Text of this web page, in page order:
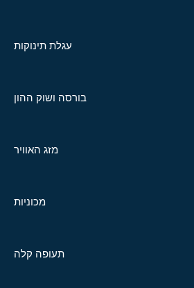
עגלת תינוקות
בורסה ושוק ההון
מזג האוויר
מכוניות
תעופה קלה